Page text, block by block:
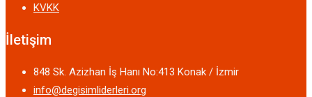
KVKK
İletişim
848 Sk. Azizhan İş Hanı No:413 Konak / İzmir
info@degisimliderleri.org